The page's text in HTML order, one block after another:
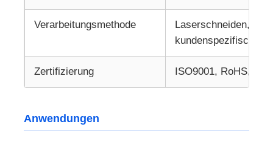
Verarbeitungsmethode
Laserschneiden,
kundenspezifische
Zertifizierung ISO9001, RoHS,
Anwendungen